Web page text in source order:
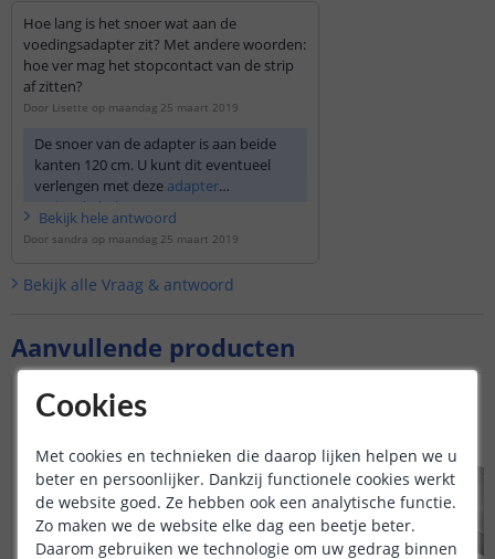
Aanvullende producten
Hoe lang is het snoer wat aan de
voedingsadapter zit? Met andere woorden:
hoe ver mag het stopcontact van de strip
af zitten?
Door Lisette op maandag 25 maart 2019
De snoer van de adapter is aan beide
kanten 120 cm. U kunt dit eventueel
verlengen met deze adapter
verlengkabel
Bekijk hele antwoord
Door sandra op maandag 25 maart 2019
Bekijk alle Vraag & antwoord
Cookies
Met cookies en technieken die daarop lijken helpen we u
beter en persoonlijker. Dankzij functionele cookies werkt
de website goed. Ze hebben ook een analytische functie.
Zo maken we de website elke dag een beetje beter.
Daarom gebruiken we technologie om uw gedrag binnen